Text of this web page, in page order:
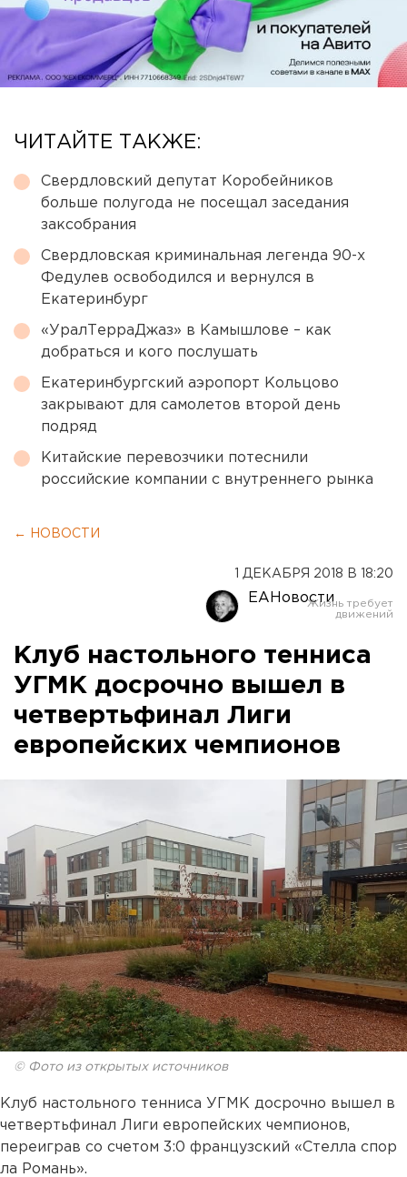
ЧИТАЙТЕ ТАКЖЕ:
Свердловский депутат Коробейников
больше полугода не посещал заседания
заксобрания
Свердловская криминальная легенда 90-х
Федулев освободился и вернулся в
Екатеринбург
«УралТерраДжаз» в Камышлове – как
добраться и кого послушать
Екатеринбургский аэропорт Кольцово
закрывают для самолетов второй день
подряд
Китайские перевозчики потеснили
российские компании с внутреннего рынка
← НОВОСТИ
1 ДЕКАБРЯ 2018 В 18:20
ЕАНовости
Клуб настольного тенниса
УГМК досрочно вышел в
четвертьфинал Лиги
европейских чемпионов
© Фото из открытых источников
Клуб настольного тенниса УГМК досрочно вышел в
четвертьфинал Лиги европейских чемпионов,
переиграв со счетом 3:0 французский «Стелла спор
ла Романь».